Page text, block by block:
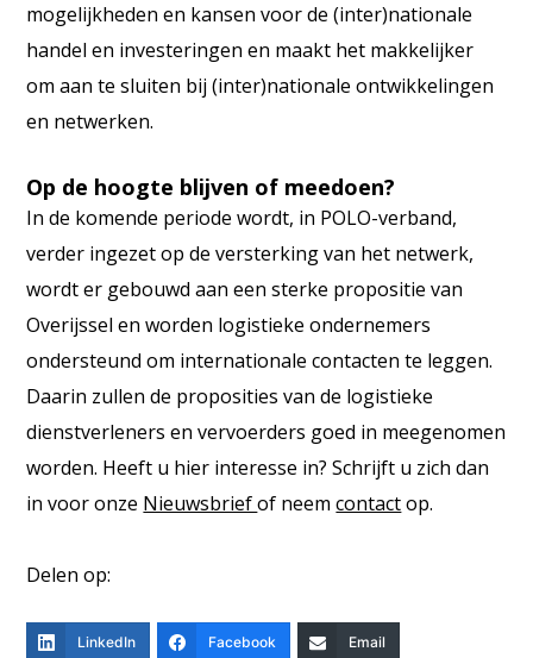
mogelijkheden en kansen voor de (inter)nationale
handel en investeringen en maakt het makkelijker
om aan te sluiten bij (inter)nationale ontwikkelingen
en netwerken.
Op de hoogte blijven of meedoen?
In de komende periode wordt, in POLO-verband,
verder ingezet op de versterking van het netwerk,
wordt er gebouwd aan een sterke propositie van
Overijssel en worden logistieke ondernemers
ondersteund om internationale contacten te leggen.
Daarin zullen de proposities van de logistieke
dienstverleners en vervoerders goed in meegenomen
worden. Heeft u hier interesse in? Schrijft u zich dan
in voor onze Nieuwsbriefof neemcontactop.
Delen op:
LinkedIn Facebook Email